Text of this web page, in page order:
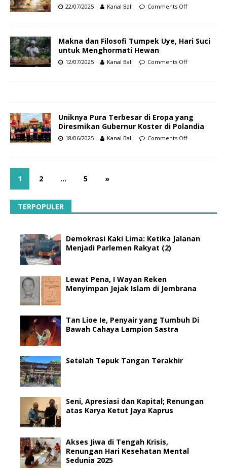
22/07/2025 Kanal Bali Comments Off
Makna dan Filosofi Tumpek Uye, Hari Suci
untuk Menghormati Hewan
12/07/2025 Kanal Bali Comments Off
Uniknya Pura Terbesar di Eropa yang
Diresmikan Gubernur Koster di Polandia
18/06/2025 Kanal Bali Comments Off
1 2 … 5 »
TERPOPULER
Demokrasi Kaki Lima: Ketika Jalanan
Menjadi Parlemen Rakyat (2)
Lewat Pena, I Wayan Reken
Menyimpan Jejak Islam di Jembrana
Tan Lioe Ie, Penyair yang Tumbuh Di
Bawah Cahaya Lampion Sastra
Setelah Tepuk Tangan Terakhir
Seni, Apresiasi dan Kapital; Renungan
atas Karya Ketut Jaya Kaprus
Akses Jiwa di Tengah Krisis,
Renungan Hari Kesehatan Mental
Sedunia 2025